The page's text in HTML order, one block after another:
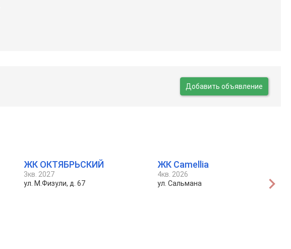
Добавить объявление
ЖК ОКТЯБРЬСКИЙ
3кв. 2027
ул. М.Физули, д. 67
ЖК Camellia
4кв. 2026
ул. Сальмана